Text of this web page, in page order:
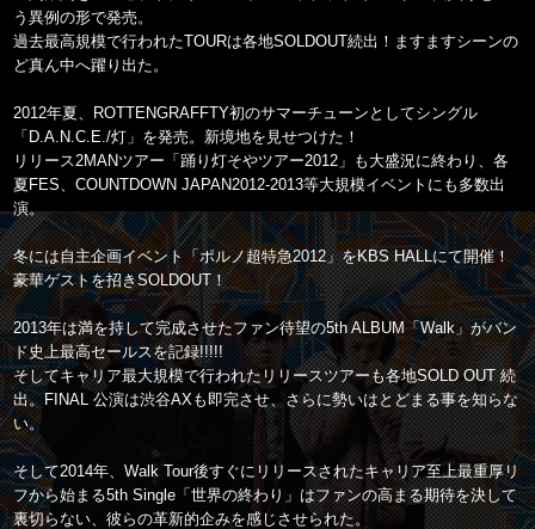
う異例の形で発売。
過去最高規模で行われたTOURは各地SOLDOUT続出！ますますシーンの
ど真ん中へ躍り出た。
2012年夏、ROTTENGRAFFTY初のサマーチューンとしてシングル
「D.A.N.C.E./灯」を発売。新境地を見せつけた！
リリース2MANツアー「踊り灯そやツアー2012」も大盛況に終わり、各
夏FES、COUNTDOWN JAPAN2012-2013等大規模イベントにも多数出
演。
冬には自主企画イベント「ポルノ超特急2012」をKBS HALLにて開催！
豪華ゲストを招きSOLDOUT！
2013年は満を持して完成させたファン待望の5th ALBUM「Walk」がバン
ド史上最高セールスを記録!!!!!
そしてキャリア最大規模で行われたリリースツアーも各地SOLD OUT 続
出。FINAL 公演は渋谷AXも即完させ、さらに勢いはとどまる事を知らな
い。
そして2014年、Walk Tour後すぐにリリースされたキャリア至上最重厚リ
フから始まる5th Single「世界の終わり」はファンの高まる期待を決して
裏切らない、彼らの革新的企みを感じさせられた。